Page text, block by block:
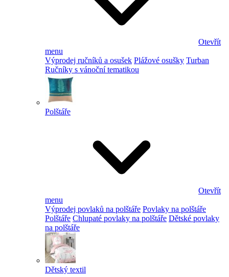
Otevřít
menu
Výprodej ručníků a osušek Plážové osušky Turban
Ručníky s vánoční tematikou
Polštáře
Otevřít
menu
Výprodej povlaků na polštáře Povlaky na polštáře
Polštáře Chlupaté povlaky na polštáře Dětské povlaky
na polštáře
Dětský textil